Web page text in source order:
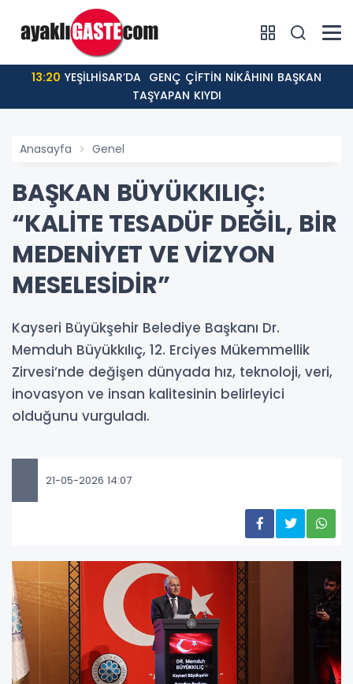
13:20
TAŞYAPAN KIYDI
Anasayfa Genel
BAŞKAN BÜYÜKKILIÇ:
“KALİTE TESADÜF DEĞİL, BİR
MEDENİYET VE VİZYON
MESELESİDİR”
Kayseri Büyükşehir Belediye Başkanı Dr.
Memduh Büyükkılıç, 12. Erciyes Mükemmellik
Zirvesi’nde değişen dünyada hız, teknoloji, veri,
inovasyon ve insan kalitesinin belirleyici
olduğunu vurguladı.
21-05-2026 14:07